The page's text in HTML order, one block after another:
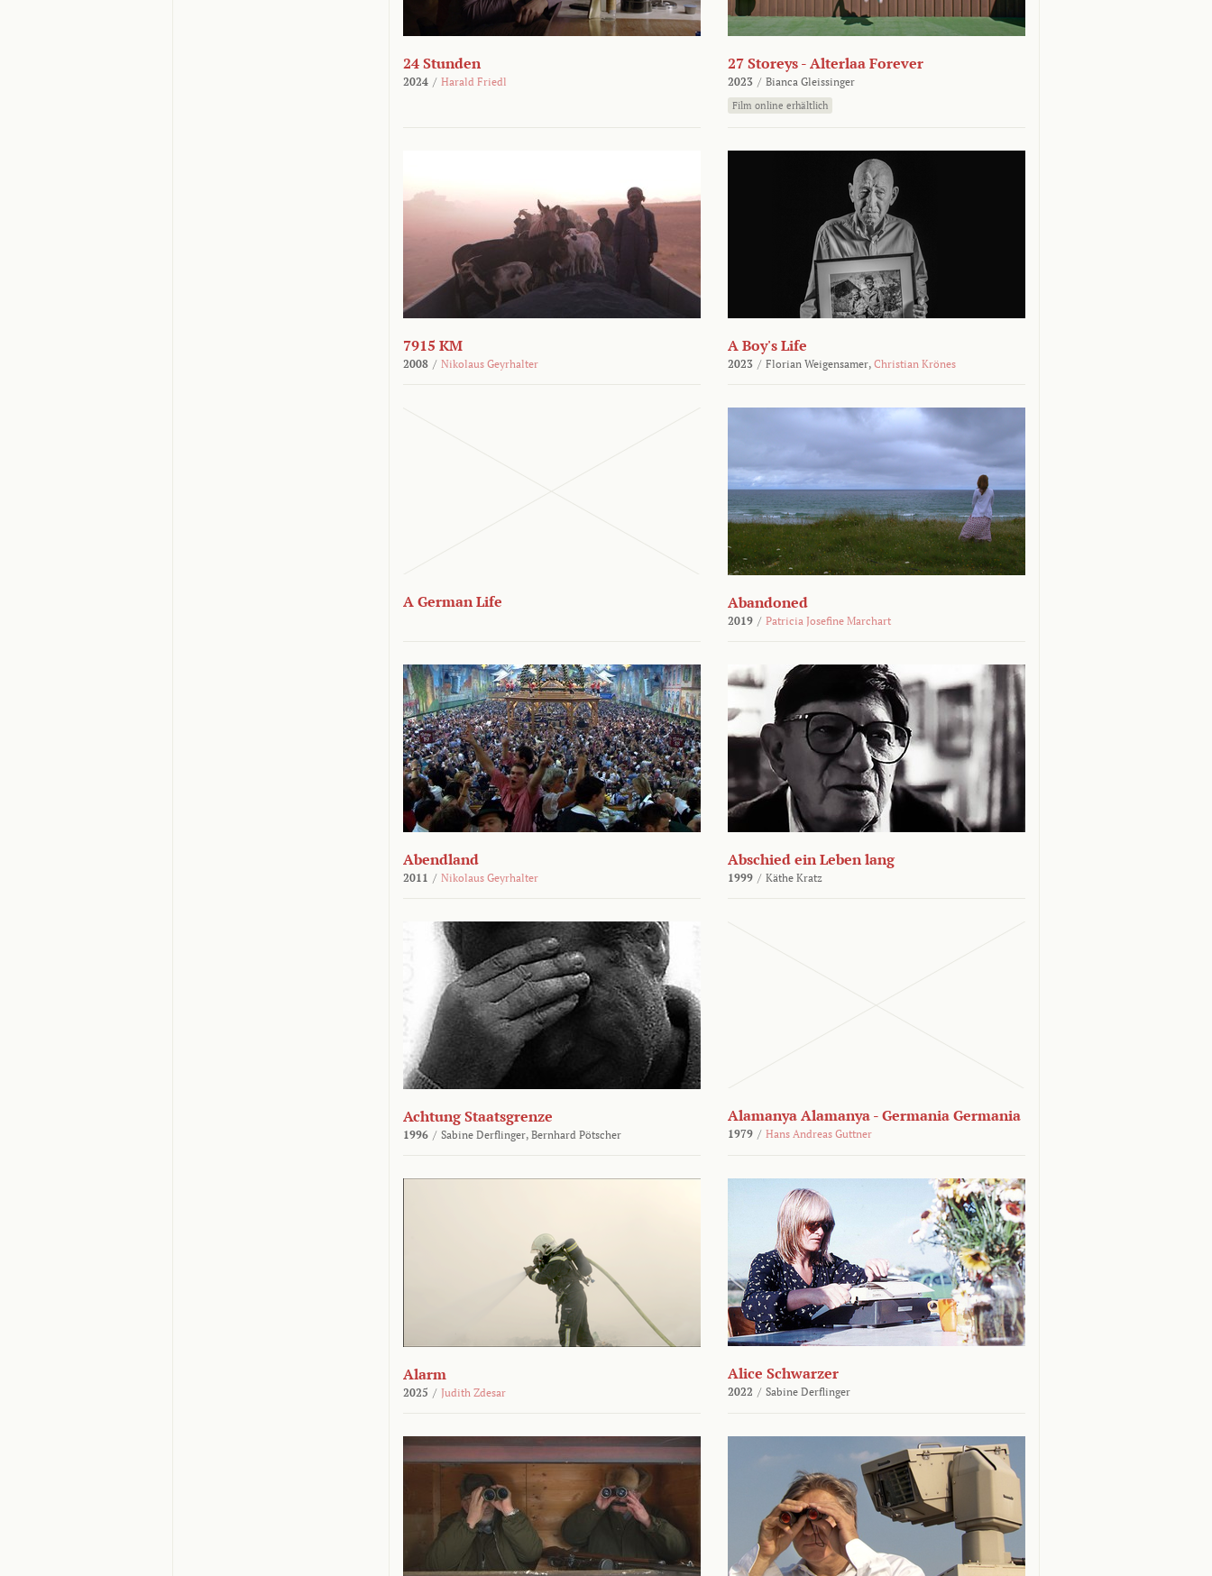
24 Stunden
2024 / Harald Friedl
27 Storeys - Alterlaa Forever
2023 / Bianca Gleissinger
Film online erhältlich
7915 KM
2008 / Nikolaus Geyrhalter
A Boy's Life
2023 / Florian Weigensamer, Christian Krönes
A German Life Abandoned
2019 / Patricia Josefine Marchart
Abendland
2011 / Nikolaus Geyrhalter
Abschied ein Leben lang
1999 / Käthe Kratz
Achtung Staatsgrenze
1996 / Sabine Derflinger, Bernhard Pötscher
Alamanya Alamanya - Germania Germania
1979 / Hans Andreas Guttner
Alarm
2025 / Judith Zdesar
Alice Schwarzer
2022 / Sabine Derflinger